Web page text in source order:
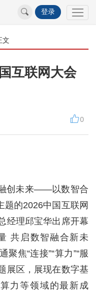
登录
文
互联网大会
0
创未来——以数智合
题的2026中国互联网
经理邱宝华出席开幕
共启数智融合新未
焦“连接”“算力”“服
展区，展现在数字基
力等领域的最新成